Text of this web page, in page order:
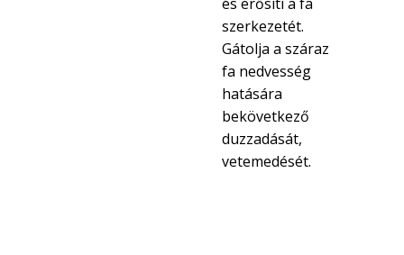
szerkezetét.
Gátolja a száraz
fa nedvesség
hatására
bekövetkező
duzzadását,
vetemedését.